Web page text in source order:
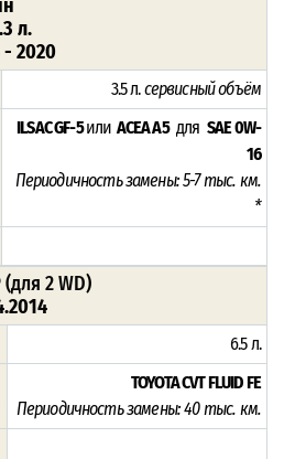
л.
- 2020
3.5 л.сервисный объём
ILSAC GF-5или ACEA A5для SAE 0W-
16
Периодичность замены: 5-7 тыс. км.
*
(для 2 WD)
6.5 л.
TOYOTA CVT FLUID FE
Периодичность замены: 40 тыс. км.